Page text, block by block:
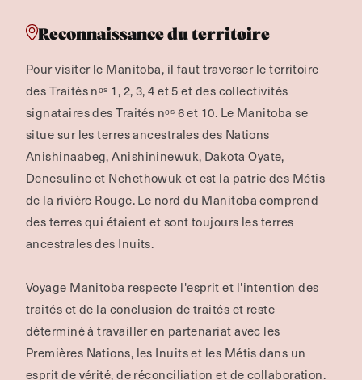
Reconnaissance du territoire
Pour visiter le Manitoba, il faut traverser le territoire
des Traités nᵒˢ 1, 2, 3, 4 et 5 et des collectivités
signataires des Traités nᵒˢ 6 et 10. Le Manitoba se
situe sur les terres ancestrales des Nations
Anishinaabeg, Anishininewuk, Dakota Oyate,
Denesuline et Nehethowuk et est la patrie des Métis
de la rivière Rouge.Le nord du Manitoba comprend
des terres qui étaient et sont toujours les terres
ancestrales des Inuits.
Voyage Manitoba respecte l'esprit et l'intention des
traités et de la conclusion de traités et reste
déterminé à travailler en partenariat avec les
Premières Nations, les Inuits et les Métis dans un
esprit de vérité, de réconciliation et de collaboration.